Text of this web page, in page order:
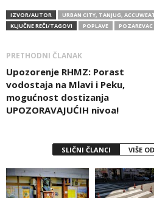
IZVOR/AUTOR
URBAN CITY, TANJUG,
KLJUČNE REČI/TAGOVI
POPLAVE POZAREVAC
PRETHODNI ČLANAK
Upozorenje RHMZ: Porast
vodostaja na Mlavi i Peku,
mogućnost dostizanja
UPOZORAVAJUĆIH nivoa!
SLIČNI ČLANCI VIŠE